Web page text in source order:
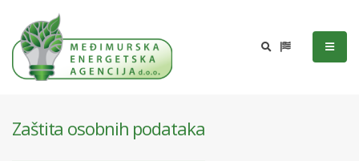
Zaštita osobnih podataka